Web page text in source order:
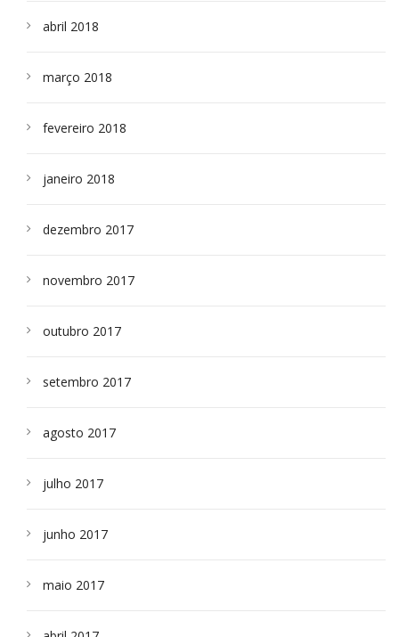
abril 2018
março 2018
fevereiro 2018
janeiro 2018
dezembro 2017
novembro 2017
outubro 2017
setembro 2017
agosto 2017
julho 2017
junho 2017
maio 2017